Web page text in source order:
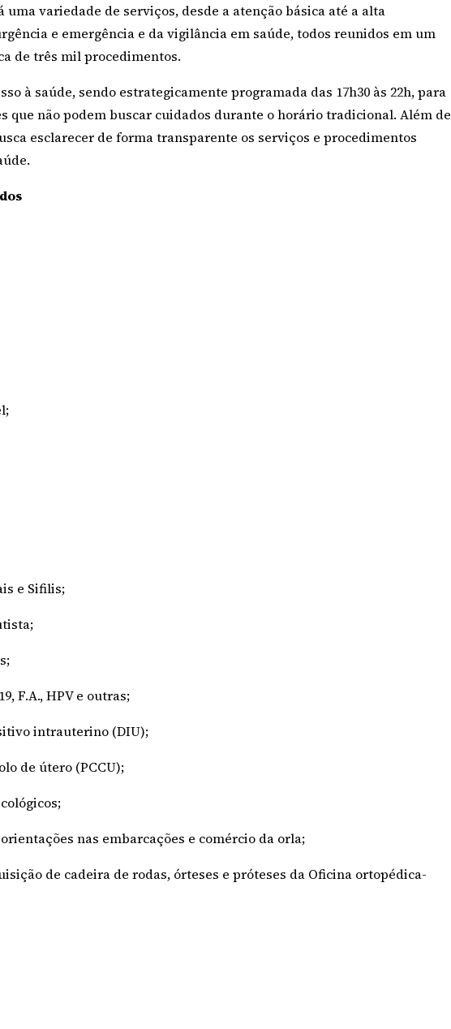
variedade de serviços, desde a atenção básica até a alta
e emergência e da vigilância em saúde, todos reunidos em um
de três mil procedimentos.
à saúde, sendo estrategicamente programada das 17h30 às 22h, para
que não podem buscar cuidados durante o horário tradicional. Além de
esclarecer de forma transparente os serviços e procedimentos
e Sifilis;
F.A., HPV e outras;
intrauterino (DIU);
de útero (PCCU);
nas embarcações e comércio da orla;
de cadeira de rodas, órteses e próteses da Oficina ortopédica-